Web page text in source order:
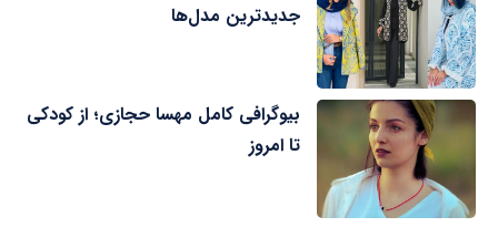
جدیدترین مدل‌ها
بیوگرافی کامل مهسا حجازی؛ از کودکی
تا امروز